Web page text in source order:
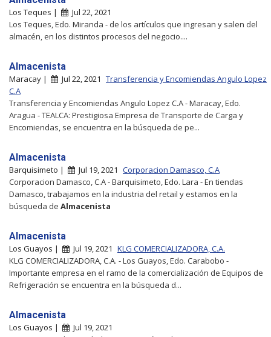
Los Teques |
Jul 22, 2021
Los Teques, Edo. Miranda - de los artículos que ingresan y salen del
almacén, en los distintos procesos del negocio....
Almacenista
Maracay | Jul 22, 2021 Transferencia y Encomiendas Angulo Lopez
C.A
Transferencia y Encomiendas Angulo Lopez C.A - Maracay, Edo.
Aragua - TEALCA: Prestigiosa Empresa de Transporte de Carga y
Encomiendas, se encuentra en la búsqueda de pe...
Almacenista
Barquisimeto | Jul 19, 2021 Corporacion Damasco, C.A
Corporacion Damasco, C.A - Barquisimeto, Edo. Lara - En tiendas
Damasco, trabajamos en la industria del retail y estamos en la
búsqueda de Almacenista
Almacenista
Los Guayos | Jul 19, 2021 KLG COMERCIALIZADORA, C.A.
KLG COMERCIALIZADORA, C.A. - Los Guayos, Edo. Carabobo -
Importante empresa en el ramo de la comercialización de Equipos de
Refrigeración se encuentra en la búsqueda d...
Almacenista
Los Guayos |
Jul 19, 2021